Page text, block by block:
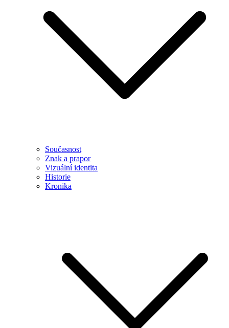
Současnost
Znak a prapor
Vizuální identita
Historie
Kronika